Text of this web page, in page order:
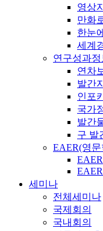
영상
만화
한눈
세계
연구성과정
연차
발간
인포
국가
발간
구 발
EAER(영
세미나
전체세미나
국제회의
국내회의